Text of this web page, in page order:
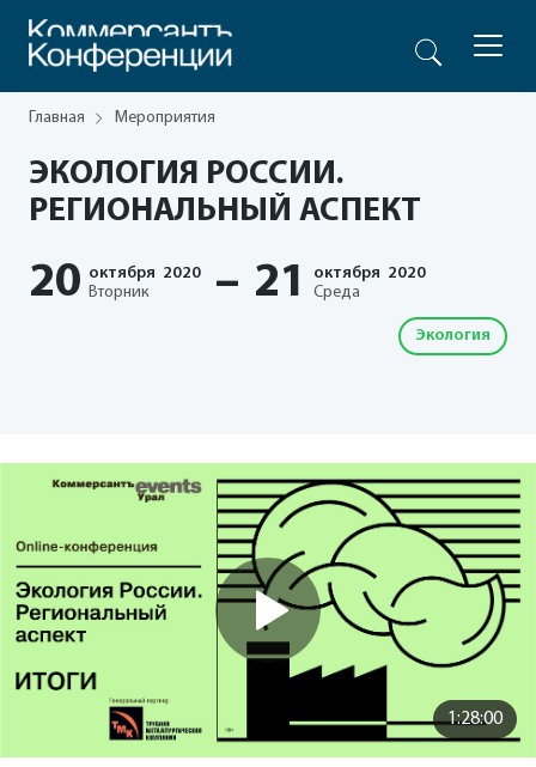
Главная Мероприятия
ЭКОЛОГИЯ РОССИИ.
РЕГИОНАЛЬНЫЙ АСПЕКТ
20 октября 2020
Вторник
– 21 октября 2020
Среда
Экология
1:28:00